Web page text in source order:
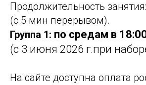
Продолжительность
(с 5 мин перерывом).
Группа 1: по средам в
(с 3 июня 2026 г.при
На сайте доступна оплата